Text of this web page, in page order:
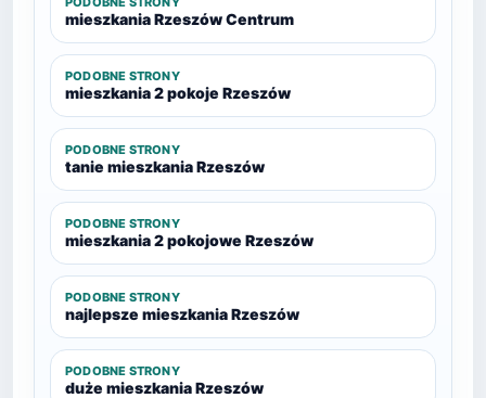
mieszkania Rzeszów Centrum
PODOBNE STRONY
mieszkania 2 pokoje Rzeszów
PODOBNE STRONY
tanie mieszkania Rzeszów
PODOBNE STRONY
mieszkania 2 pokojowe Rzeszów
PODOBNE STRONY
najlepsze mieszkania Rzeszów
PODOBNE STRONY
duże mieszkania Rzeszów